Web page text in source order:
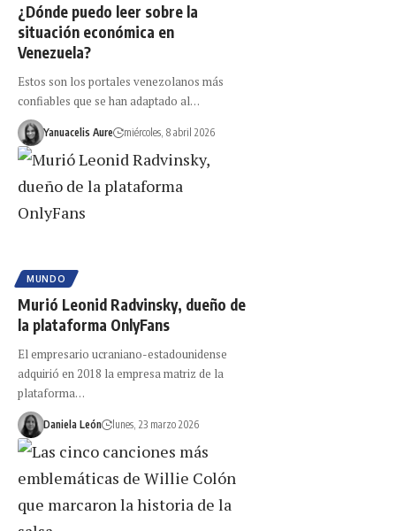
¿Dónde puedo leer sobre la
situación económica en
Venezuela?
Estos son los portales venezolanos más
confiables que se han adaptado al…
Yanuacelis Aure miércoles, 8 abril 2026
MUNDO
Murió Leonid Radvinsky, dueño de
la plataforma OnlyFans
El empresario ucraniano-estadounidense
adquirió en 2018 la empresa matriz de la
plataforma…
Daniela León lunes, 23 marzo 2026